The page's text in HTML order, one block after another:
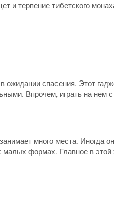
и терпение тибетского
ожидании спасения. Этот
Впрочем, играть на нем
много места. Иногда
формах. Главное в